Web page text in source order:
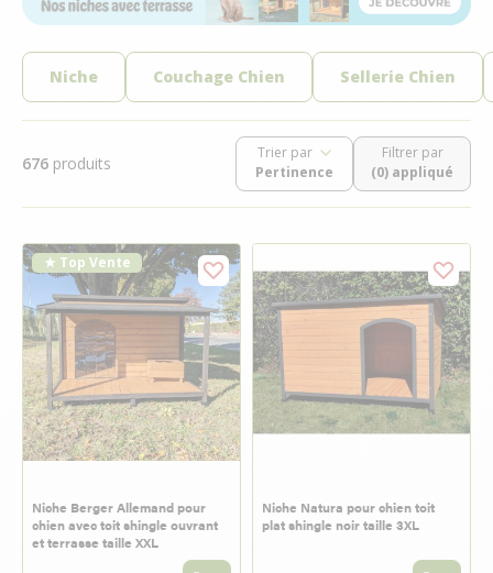
Niche Couchage Chien Sellerie Chien
676 produits
Trier par
Filtrer par
(0) appliqué
★ Top Vente
Niche Berger Allemand pour
chien avec toit shingle ouvrant
et terrasse taille XXL
Niche Natura pour chien toit
plat shingle noir taille 3XL